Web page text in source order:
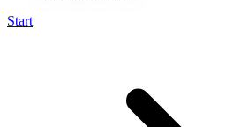
Start